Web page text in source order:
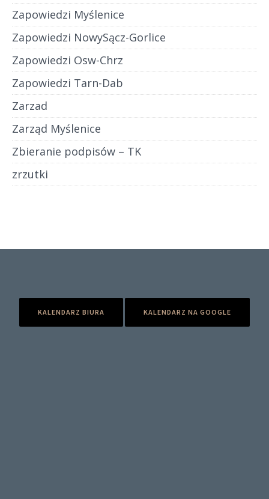
Zapowiedzi Myślenice
Zapowiedzi NowySącz-Gorlice
Zapowiedzi Osw-Chrz
Zapowiedzi Tarn-Dab
Zarzad
Zarząd Myślenice
Zbieranie podpisów – TK
zrzutki
KALENDARZ BIURA KALENDARZ NA GOOGLE